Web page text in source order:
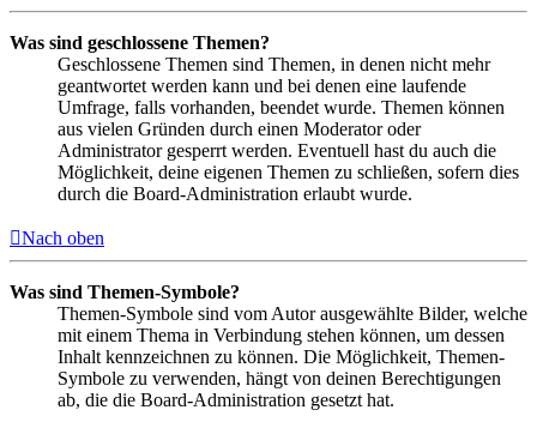
Was sind geschlossene Themen?
Geschlossene Themen sind Themen, in denen nicht mehr
geantwortet werden kann und bei denen eine laufende
Umfrage, falls vorhanden, beendet wurde. Themen können
aus vielen Gründen durch einen Moderator oder
Administrator gesperrt werden. Eventuell hast du auch die
Möglichkeit, deine eigenen Themen zu schließen, sofern dies
durch die Board-Administration erlaubt wurde.
Nach oben
Was sind Themen-Symbole?
Themen-Symbole sind vom Autor ausgewählte Bilder, welche
mit einem Thema in Verbindung stehen können, um dessen
Inhalt kennzeichnen zu können. Die Möglichkeit, Themen-
Symbole zu verwenden, hängt von deinen Berechtigungen
ab, die die Board-Administration gesetzt hat.